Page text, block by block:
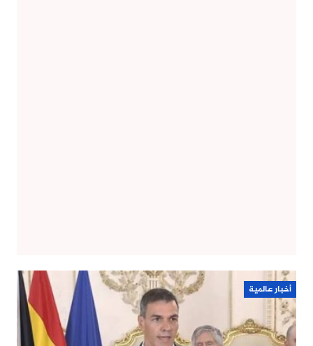
أخبار عالمية